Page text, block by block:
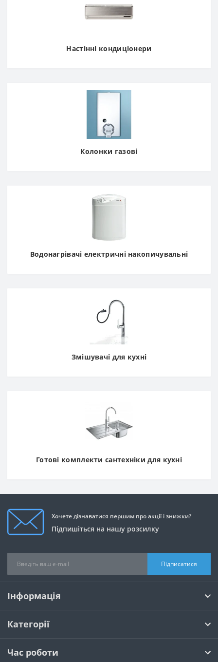
Настінні кондиціонери
Колонки газові
Водонагрівачі електричні накопичувальні
Змішувачі для кухні
Готові комплекти сантехніки для кухні
Хочете дізнаватися першим про акції і знижки?
Підпишіться на нашу розсилку
Підписатися
Інформація
Категорії
Час роботи